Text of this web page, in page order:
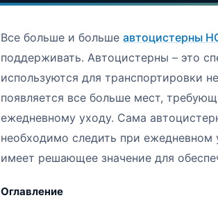
Все больше и больше автоцистерны
поддерживать. Автоцистерны – это
используются для транспортировки
появляется все больше мест,
ежедневному уходу. Сама
необходимо следить при ежедневном
имеет решающее значение для
Оглавление